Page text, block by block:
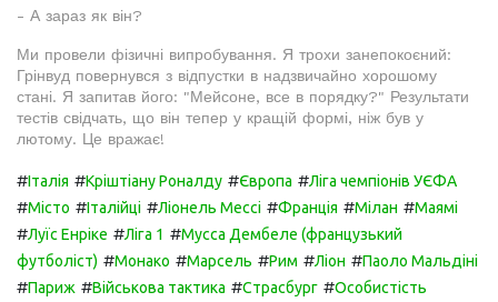
- А зараз як він?
Ми провели фізичні випробування. Я трохи занепокоєний:
Грінвуд повернувся з відпустки в надзвичайно хорошому
стані. Я запитав його: "Мейсоне, все в порядку?" Результати
тестів свідчать, що він тепер у кращій формі, ніж був у
лютому. Це вражає!
#Італія #Кріштіану Роналду #Європа #Ліга чемпіонів УЄФА
#Місто #Італійці #Ліонель Мессі #Франція #Мілан #Маямі
#Луїс Енріке #Ліга 1 #Мусса Дембеле (французький
футболіст) #Монако #Марсель #Рим #Ліон #Паоло Мальдіні
#Париж #Військова тактика #Страсбург #Особистість